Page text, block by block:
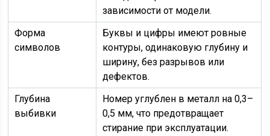
зависимости от модели.
Форма
символов
Буквы и цифры имеют ровные
контуры, одинаковую глубину и
ширину, без разрывов или
дефектов.
Глубина
выбивки
Номер углублен в металл на 0,3–
0,5 мм, что предотвращает
стирание при эксплуатации.